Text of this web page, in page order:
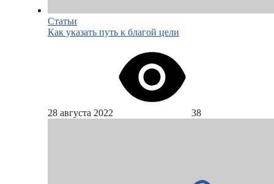
Статьи
Как указать путь к благой цели
28 августа 2022 38